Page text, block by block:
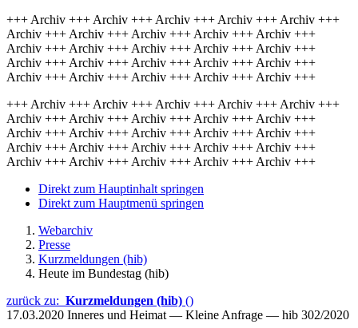
+++ Archiv +++ Archiv +++ Archiv +++ Archiv +++ Archiv +++
Archiv +++ Archiv +++ Archiv +++ Archiv +++ Archiv +++
Archiv +++ Archiv +++ Archiv +++ Archiv +++ Archiv +++
Archiv +++ Archiv +++ Archiv +++ Archiv +++ Archiv +++
Archiv +++ Archiv +++ Archiv +++ Archiv +++ Archiv +++
+++ Archiv +++ Archiv +++ Archiv +++ Archiv +++ Archiv +++
Archiv +++ Archiv +++ Archiv +++ Archiv +++ Archiv +++
Archiv +++ Archiv +++ Archiv +++ Archiv +++ Archiv +++
Archiv +++ Archiv +++ Archiv +++ Archiv +++ Archiv +++
Archiv +++ Archiv +++ Archiv +++ Archiv +++ Archiv +++
Direkt zum Hauptinhalt springen
Direkt zum Hauptmenü springen
Webarchiv
Presse
Kurzmeldungen (hib)
Heute im Bundestag (hib)
zurück zu: Kurzmeldungen (hib) ()
17.03.2020 Inneres und Heimat — Kleine Anfrage — hib 302/2020